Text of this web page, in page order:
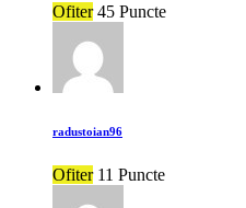
Ofiter 45 Puncte
radustoian96
Ofiter 11 Puncte